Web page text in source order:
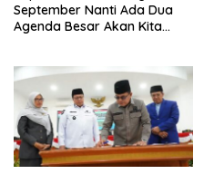
September Nanti Ada Dua
Agenda Besar Akan Kita